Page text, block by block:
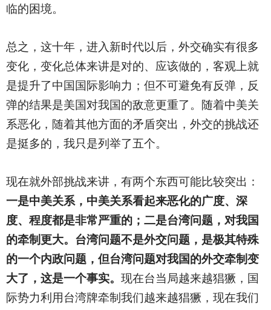
临的困境。
总之，这十年，进入新时代以后，外交确实有很多
变化，变化总体来讲是对的、应该做的，客观上就
是提升了中国国际影响力；但不可避免有反弹，反
弹的结果是美国对我国的敌意更重了。随着中美关
系恶化，随着其他方面的矛盾突出，外交的挑战还
是挺多的，我只是列举了五个。
现在就外部挑战来讲，有两个东西可能比较突出：
一是中美关系，中美关系看起来恶化的广度、深
度、程度都是非常严重的；二是台湾问题，对我国
的牵制更大。台湾问题不是外交问题，是极其特殊
的一个内政问题，但台湾问题对我国的外交牵制变
大了，这是一个事实。 现在台当局越来越猖獗，国
际势力利用台湾牌牵制我们越来越猖獗，现在我们